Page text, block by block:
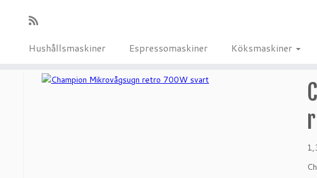
Hushållsmaskiner Espressomaskiner Köksmaskiner